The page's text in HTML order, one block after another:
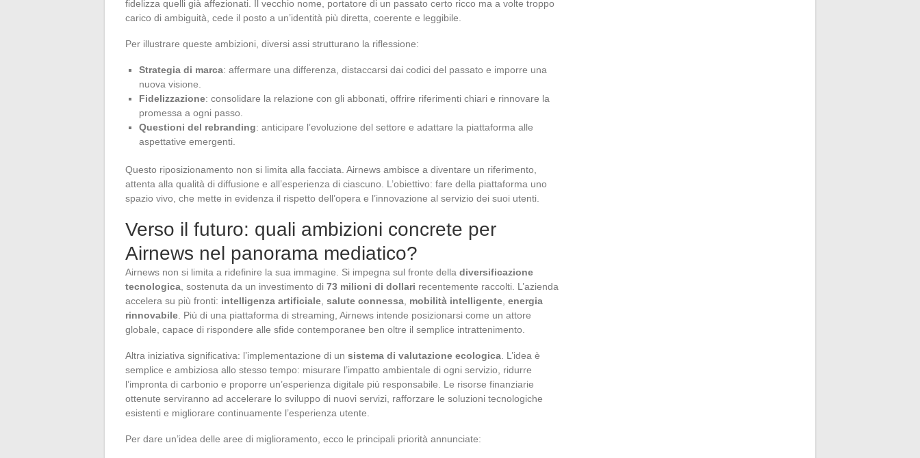
fidelizza quelli già affezionati. Il vecchio nome, portatore di un passato certo ricco ma a volte troppo
carico di ambiguità, cede il posto a un’identità più diretta, coerente e leggibile.
Per illustrare queste ambizioni, diversi assi strutturano la riflessione:
Strategia di marca: affermare una differenza, distaccarsi dai codici del passato e imporre una
nuova visione.
Fidelizzazione: consolidare la relazione con gli abbonati, offrire riferimenti chiari e rinnovare la
promessa a ogni passo.
Questioni del rebranding: anticipare l’evoluzione del settore e adattare la piattaforma alle
aspettative emergenti.
Questo riposizionamento non si limita alla facciata. Airnews ambisce a diventare un riferimento,
attenta alla qualità di diffusione e all’esperienza di ciascuno. L’obiettivo: fare della piattaforma uno
spazio vivo, che mette in evidenza il rispetto dell’opera e l’innovazione al servizio dei suoi utenti.
Verso il futuro: quali ambizioni concrete per
Airnews nel panorama mediatico?
Airnews non si limita a ridefinire la sua immagine. Si impegna sul fronte della diversificazione
tecnologica , sostenuta da un investimento di 73 milioni di dollari recentemente raccolti. L’azienda
accelera su più fronti: intelligenza artificiale salute connessa mobilità intelligente energia
rinnovabile . Più di una piattaforma di streaming, Airnews intende posizionarsi come un attore
globale, capace di rispondere alle sfide contemporanee ben oltre il semplice intrattenimento.
Altra iniziativa significativa: l’implementazione di un sistema di valutazione ecologica . L’idea è
semplice e ambiziosa allo stesso tempo: misurare l’impatto ambientale di ogni servizio, ridurre
l’impronta di carbonio e proporre un’esperienza digitale più responsabile. Le risorse finanziarie
ottenute serviranno ad accelerare lo sviluppo di nuovi servizi, rafforzare le soluzioni tecnologiche
esistenti e migliorare continuamente l’esperienza utente.
Per dare un’idea delle aree di miglioramento, ecco le principali priorità annunciate: